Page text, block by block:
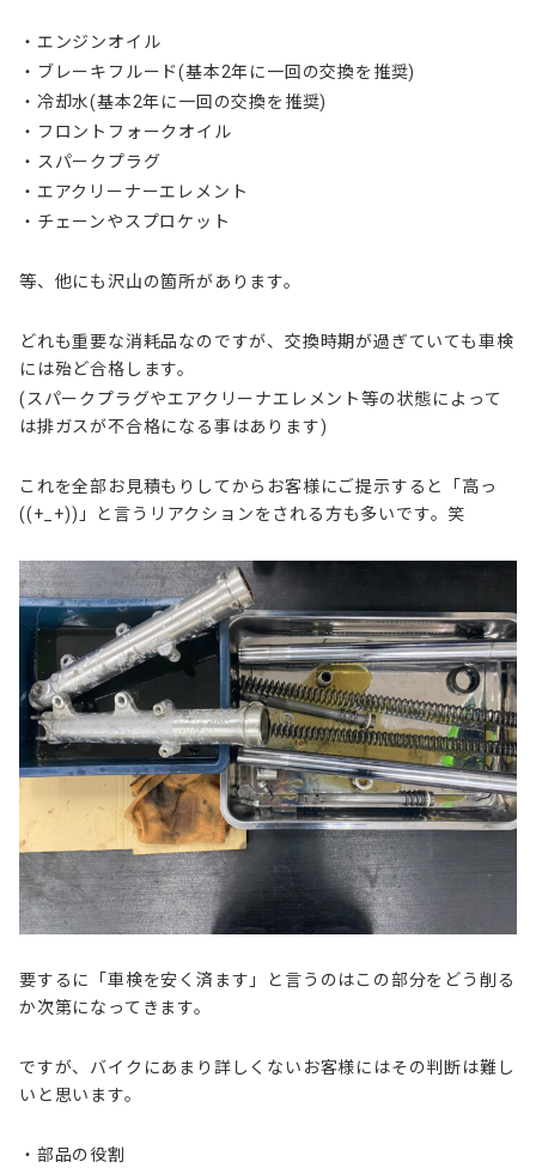
・エンジンオイル
・ブレーキフルード(基本2年に一回の交換を推奨)
・冷却水(基本2年に一回の交換を推奨)
・フロントフォークオイル
・スパークプラグ
・エアクリーナーエレメント
・チェーンやスプロケット
等、他にも沢山の箇所があります。
どれも重要な消耗品なのですが、交換時期が過ぎていても車検
には殆ど合格します。
(スパークプラグやエアクリーナエレメント等の状態によって
は排ガスが不合格になる事はあります)
これを全部お見積もりしてからお客様にご提示すると「高っ
((+_+))」と言うリアクションをされる方も多いです。笑
要するに「車検を安く済ます」と言うのはこの部分をどう削る
か次第になってきます。
ですが、バイクにあまり詳しくないお客様にはその判断は難し
いと思います。
・部品の役割